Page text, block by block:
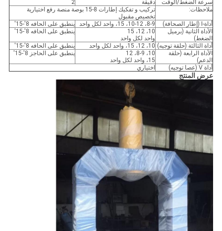
سرعة الضغط/الوقت
دقيقة
2
ملاحظات:
تركيب و تفكيك إطارات 8-15 بوصة منصة رفع اختيارية
تخصيص مقبول
أداة-I (إطار الصحافة)
8-9، 10-12، 15، واحد لكل واحد
ينطبق على الحافه 8'-15'
الأداة الثانية (برميل
الضغط)
10، 12، 15
واحد لكل واحد
ينطبق على الحافه 8'-15'
أداة الثالثة (حلقة توجيه) 10، 12، 15، واحد لكل واحد
ينطبق على الحافه 8'-15'
الأداة الرابعة (حلقة
الدعم)
10، 8-9، 12
15، واحد لكل واحد
ينطبق على الحاجز 8'-15'
أداة V (عصا توجيه) اختياري
عرض المنتج